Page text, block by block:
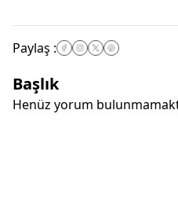
Paylaş :
Başlık
Henüz yorum